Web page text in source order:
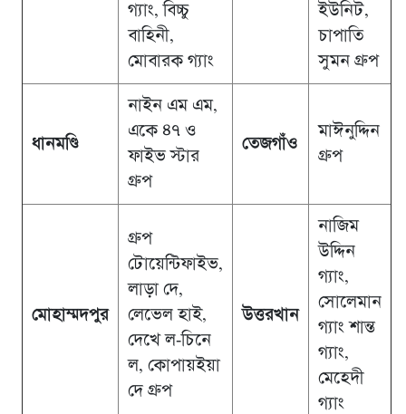
গ্যাং, বিচ্চু
বাহিনী,
মোবারক গ্যাং
ইউনিট,
চাপাতি
সুমন গ্রুপ
ধানমণ্ডি
নাইন এম এম,
একে ৪৭ ও
ফাইভ স্টার
গ্রুপ
তেজগাঁও
মাঈনুদ্দিন
গ্রুপ
মোহাম্মদপুর
গ্রুপ
টোয়েন্টিফাইভ,
লাড়া দে,
লেভেল হাই,
দেখে ল-চিনে
ল, কোপায়ইয়া
দে গ্রুপ
উত্তরখান
নাজিম
উদ্দিন
গ্যাং,
সোলেমান
গ্যাং শান্ত
গ্যাং,
মেহেদী
গ্যাং